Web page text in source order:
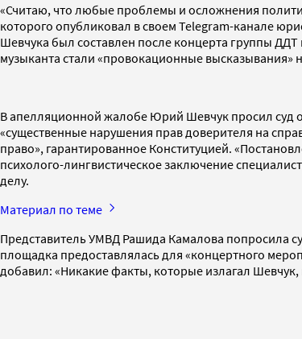
«Считаю, что любые проблемы и осложнения
которого опубликовал в своем Telegram-канале
Шевчука был составлен после концерта группы ДДТ
музыканта стали «провокационные высказывания»
В апелляционной жалобе Юрий Шевчук просил суд
«существенные нарушения прав доверителя на
право», гарантированное Конституцией.
психолого-лингвистическое заключение
делу.
Материал по теме
Представитель УМВД Рашида Камалова попросила
площадка предоставлялась для «концертного
добавил: «Никакие факты, которые излагал Шевчук,